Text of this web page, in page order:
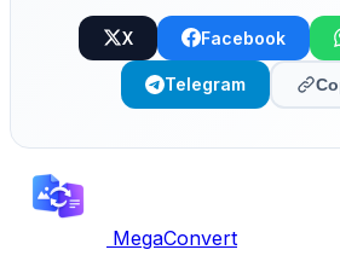
X Facebook
Telegram
MegaConvert